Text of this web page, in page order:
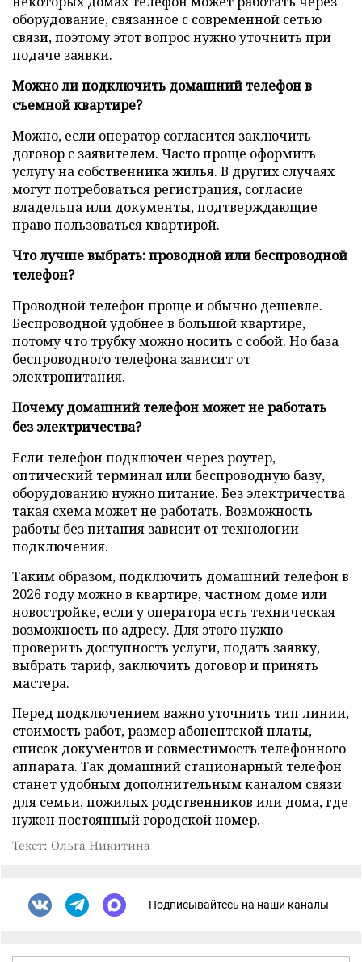
оборудование, связанное с современной сетью
связи, поэтому этот вопрос нужно уточнить при
подаче заявки.
Можно ли подключить домашний телефон в
съемной квартире?
Можно, если оператор согласится заключить
договор с заявителем. Часто проще оформить
услугу на собственника жилья. В других случаях
могут потребоваться регистрация, согласие
владельца или документы, подтверждающие
право пользоваться квартирой.
Что лучше выбрать: проводной или беспроводной
телефон?
Проводной телефон проще и обычно дешевле.
Беспроводной удобнее в большой квартире,
потому что трубку можно носить с собой. Но база
беспроводного телефона зависит от
электропитания.
Почему домашний телефон может не работать
без электричества?
Если телефон подключен через роутер,
оптический терминал или беспроводную базу,
оборудованию нужно питание. Без электричества
такая схема может не работать. Возможность
работы без питания зависит от технологии
подключения.
Таким образом, подключить домашний телефон в
2026 году можно в квартире, частном доме или
новостройке, если у оператора есть техническая
возможность по адресу. Для этого нужно
проверить доступность услуги, подать заявку,
выбрать тариф, заключить договор и принять
мастера.
Перед подключением важно уточнить тип линии,
стоимость работ, размер абонентской платы,
список документов и совместимость телефонного
аппарата. Так домашний стационарный телефон
станет удобным дополнительным каналом связи
для семьи, пожилых родственников или дома, где
нужен постоянный городской номер.
Текст: Ольга Никитина
Подписывайтесь на наши каналы